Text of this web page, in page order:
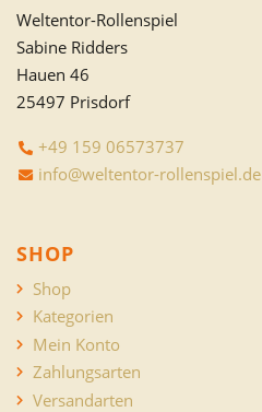
Weltentor-Rollenspiel
Sabine Ridders
Hauen 46
25497 Prisdorf
+49 159 06573737
info@weltentor-rollenspiel.de
SHOP
Shop
Kategorien
Mein Konto
Zahlungsarten
Versandarten